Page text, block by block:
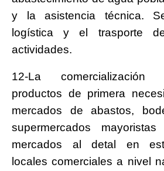
y la asistencia técnica.
logística y el trasporte
actividades.
12-La
productos de primera
mercados de abastos,
supermercados
mercados al detal en
locales comerciales a nivel